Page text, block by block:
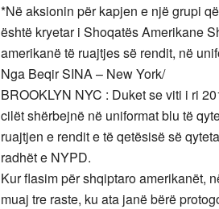
*Në aksionin për kapjen e një grupi
është kryetar i Shoqatës Amerikane
amerikanë të ruajtjes së rendit, në
Nga Beqir SINA – New York/
BROOKLYN NYC : Duket se viti i ri
cilët shërbejnë në uniformat blu të
ruajtjen e rendit e të qetësisë së
radhët e NYPD.
Kur flasim për shqiptaro amerikanët,
muaj tre raste, ku ata janë bërë